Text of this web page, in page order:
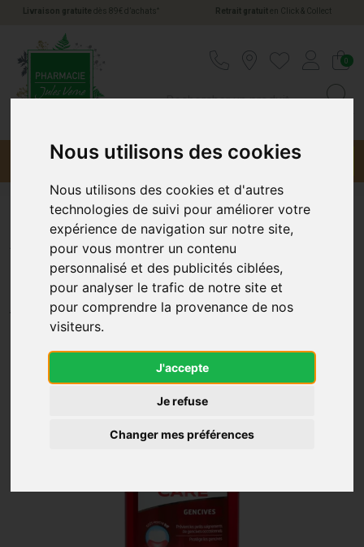
Nous utilisons des cookies
Nous utilisons des cookies et d'autres
technologies de suivi pour améliorer votre
expérience de navigation sur notre site,
pour vous montrer un contenu
personnalisé et des publicités ciblées,
pour analyser le trafic de notre site et
pour comprendre la provenance de nos
visiteurs.
J'accepte
Je refuse
Changer mes préférences
Livraison gratuite dès 89€ d’achats * Retrait gratuiten Click & Collect
0
Menu Promotions
Alodont Care Gencives Bain
de Bouche 500 ml
ALODONT